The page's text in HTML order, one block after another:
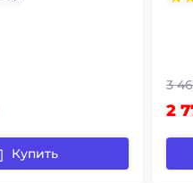
Купить
3
2